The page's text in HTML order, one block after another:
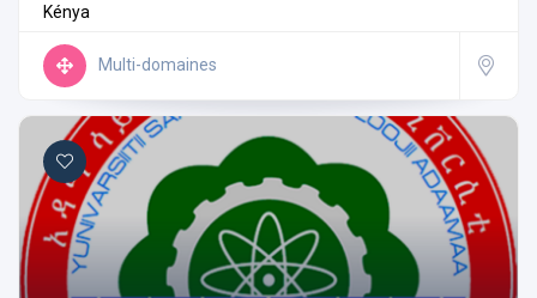
Kénya
Multi-domaines